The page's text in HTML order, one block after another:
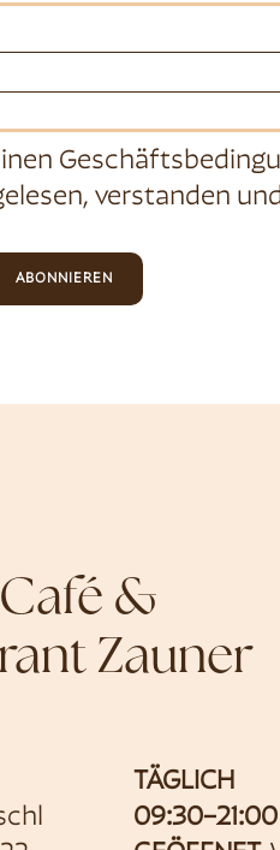
verstanden
ABONNIEREN
&
Zauner
TÄGLICH